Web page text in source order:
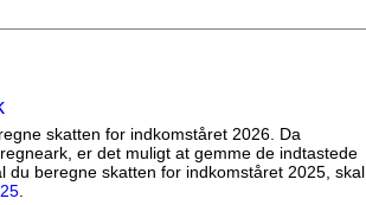
skatten for indkomståret 2026. Da
er det muligt at gemme de indtastede
du beregne skatten for indkomståret 2025, skal